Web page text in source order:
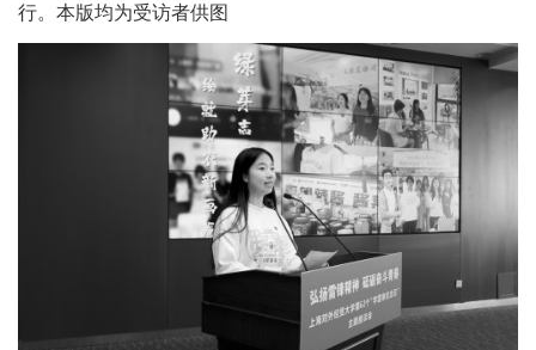
行。本版均为受访者供图